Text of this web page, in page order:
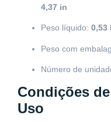
4,37 in
Peso líquido: 0,53
Peso com
Número de
Condições
Uso